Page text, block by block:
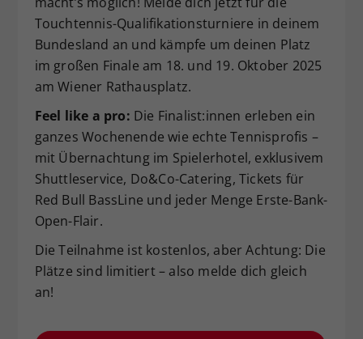
Touchtennis-Qualifikationsturniere in deinem
Bundesland an und kämpfe um deinen Platz
im großen Finale am 18. und 19. Oktober 2025
am Wiener Rathausplatz.
Feel like a pro: Die Finalist:innen erleben ein
ganzes Wochenende wie echte Tennisprofis –
mit Übernachtung im Spielerhotel, exklusivem
Shuttleservice, Do&Co-Catering, Tickets für
Red Bull BassLine und jeder Menge Erste-Bank-
Open-Flair.
Die Teilnahme ist kostenlos, aber Achtung: Die
Plätze sind limitiert – also melde dich gleich
an!
Zweck
Dieser Wert speichert Ihre Consent-
Einstellungen. Unter anderem eine
zufällig generierte ID, für die
historische Speicherung Ihrer
vorgenommen Einstellungen, falls der
Webseiten-Betreiber dies eingestellt